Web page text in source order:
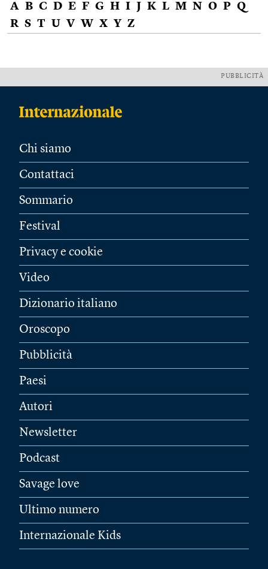
A B C D E F G H I J K L M N O P Q
R S T U V W X Y Z
PUBBLICITÀ
Chi siamo
Contattaci
Sommario
Festival
Privacy e cookie
Video
Dizionario italiano
Oroscopo
Pubblicità
Paesi
Autori
Newsletter
Podcast
Savage love
Ultimo numero
Internazionale Kids